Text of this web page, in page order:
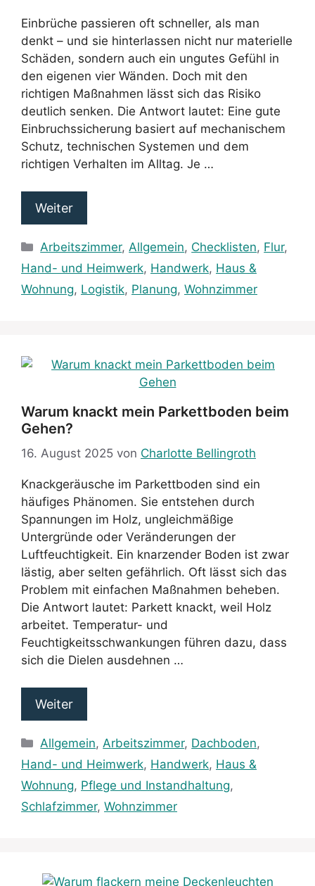
Einbrüche passieren oft schneller, als man
denkt – und sie hinterlassen nicht nur materielle
Schäden, sondern auch ein ungutes Gefühl in
den eigenen vier Wänden. Doch mit den
richtigen Maßnahmen lässt sich das Risiko
deutlich senken. Die Antwort lautet: Eine gute
Einbruchssicherung basiert auf mechanischem
Schutz, technischen Systemen und dem
richtigen Verhalten im Alltag. Je …
Weiter
Kategorien
Arbeitszimmer, Allgemein, Checklisten, Flur,
Hand- und Heimwerk, Handwerk, Haus &
Wohnung, Logistik, Planung, Wohnzimmer
Warum knackt mein Parkettboden beim
Gehen?
16. August 2025 von Charlotte Bellingroth
Knackgeräusche im Parkettboden sind ein
häufiges Phänomen. Sie entstehen durch
Spannungen im Holz, ungleichmäßige
Untergründe oder Veränderungen der
Luftfeuchtigkeit. Ein knarzender Boden ist zwar
lästig, aber selten gefährlich. Oft lässt sich das
Problem mit einfachen Maßnahmen beheben.
Die Antwort lautet: Parkett knackt, weil Holz
arbeitet. Temperatur- und
Feuchtigkeitsschwankungen führen dazu, dass
sich die Dielen ausdehnen …
Weiter
Kategorien
Allgemein, Arbeitszimmer, Dachboden,
Hand- und Heimwerk, Handwerk, Haus &
Wohnung, Pflege und Instandhaltung,
Schlafzimmer, Wohnzimmer